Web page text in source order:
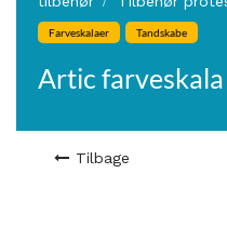
Farveskalaer Tandskabe
Artic
Tilbage